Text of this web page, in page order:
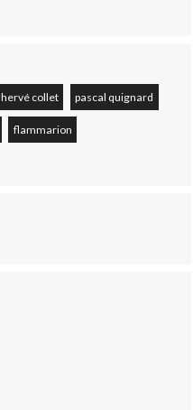
hervé collet pascal quignard
flammarion